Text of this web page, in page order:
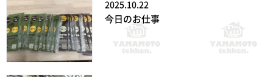
2025.10.22
今日のお仕事